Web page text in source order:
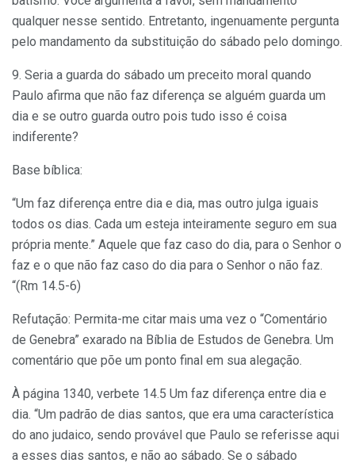
qualquer nesse sentido. Entretanto, ingenuamente pergunta
pelo mandamento da substituição do sábado pelo domingo.
9. Seria a guarda do sábado um preceito moral quando
Paulo afirma que não faz diferença se alguém guarda um
dia e se outro guarda outro pois tudo isso é coisa
indiferente?
Base bíblica:
“Um faz diferença entre dia e dia, mas outro julga iguais
todos os dias. Cada um esteja inteiramente seguro em sua
própria mente.” Aquele que faz caso do dia, para o Senhor o
faz e o que não faz caso do dia para o Senhor o não faz.
“(Rm 14.5-6)
Refutação: Permita-me citar mais uma vez o “Comentário
de Genebra” exarado na Bíblia de Estudos de Genebra. Um
comentário que põe um ponto final em sua alegação.
À página 1340, verbete 14.5 Um faz diferença entre dia e
dia. “Um padrão de dias santos, que era uma característica
do ano judaico, sendo provável que Paulo se referisse aqui
a esses dias santos, e não ao sábado. Se o sábado